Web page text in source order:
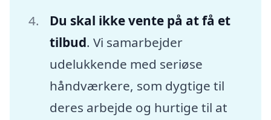
Du skal ikke vente på at få et
tilbud. Vi samarbejder
udelukkende med seriøse
håndværkere, som dygtige til
deres arbejde og hurtige til at